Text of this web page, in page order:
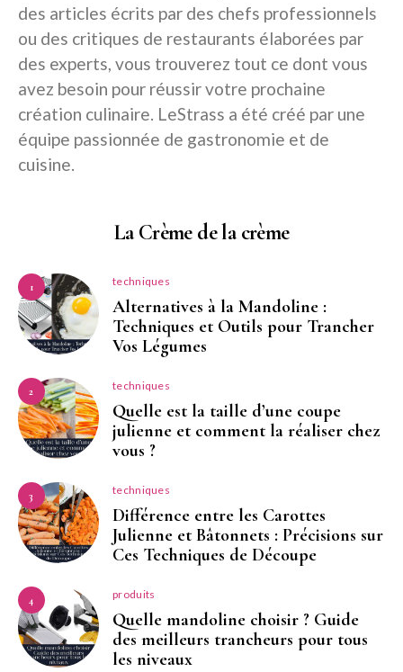
des articles écrits par des chefs professionnels
ou des critiques de restaurants élaborées par
des experts, vous trouverez tout ce dont vous
avez besoin pour réussir votre prochaine
création culinaire. LeStrass a été créé par une
équipe passionnée de gastronomie et de
cuisine.
La Crème de la crème
1 techniques
Alternatives à la Mandoline :
Techniques et Outils pour Trancher
Vos Légumes
2 techniques
Quelle est la taille d’une coupe
julienne et comment la réaliser chez
vous ?
3 techniques
Différence entre les Carottes
Julienne et Bâtonnets : Précisions sur
Ces Techniques de Découpe
4 produits
Quelle mandoline choisir ? Guide
des meilleurs trancheurs pour tous
les niveaux